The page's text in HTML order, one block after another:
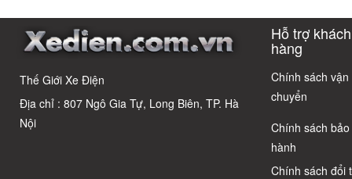
học sinh cấp 2
Cáo! 5 Bẫy
Quyết Chọn Xe
Chuẩn Chỉnh
có câu trả lời
Cho Học
Thế Giới Xe Điện
Địa chỉ : 807 Ngô Gia Tự, Long Biên, TP. Hà
Nội
Hỗ trợ khách
hàng
Chính sách vận
chuyển
Chính sách bảo
hành
Chính sách đổi